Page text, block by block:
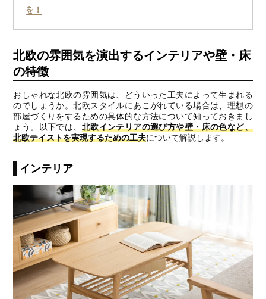
を！
北欧の雰囲気を演出するインテリアや壁・床
の特徴
おしゃれな北欧の雰囲気は、どういった工夫によって生まれる
のでしょうか。北欧スタイルにあこがれている場合は、理想の
部屋づくりをするための具体的な方法について知っておきまし
ょう。以下では、 北欧インテリアの選び方や壁・床の色など、
北欧テイストを実現するための工夫について解説します。
インテリア